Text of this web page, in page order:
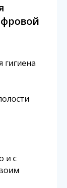
гигиена
и с